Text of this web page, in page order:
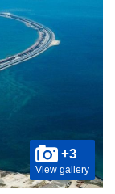
+3
View gallery